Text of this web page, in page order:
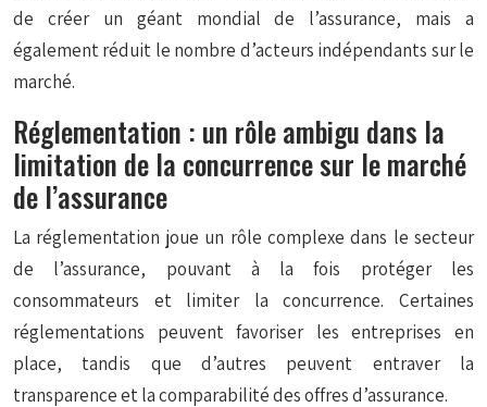
de créer un géant mondial de l’assurance, mais a
également réduit le nombre d’acteurs indépendants sur le
marché.
Réglementation : un rôle ambigu dans la
limitation de la concurrence sur le marché
de l’assurance
La réglementation joue un rôle complexe dans le secteur
de l’assurance, pouvant à la fois protéger les
consommateurs et limiter la concurrence. Certaines
réglementations peuvent favoriser les entreprises en
place, tandis que d’autres peuvent entraver la
transparence et la comparabilité des offres d’assurance.